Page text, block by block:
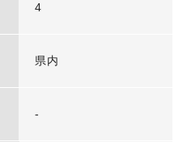
4
県内
-